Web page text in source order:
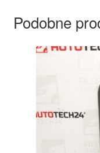
Podobne